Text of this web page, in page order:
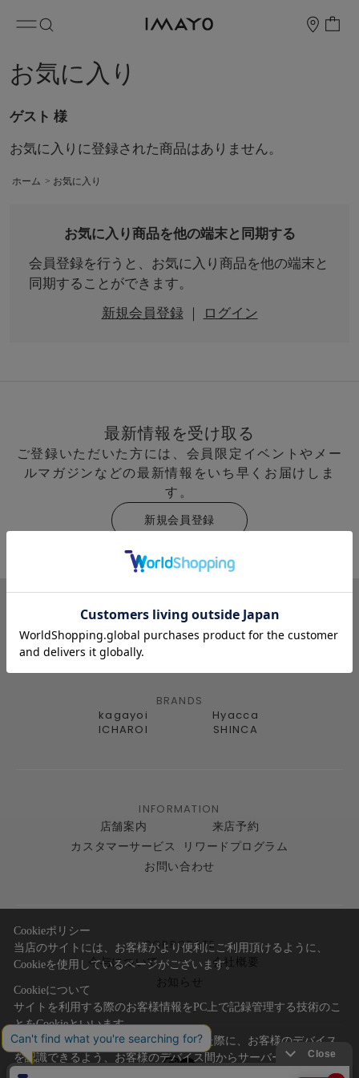
お気に入り
ゲスト 様
お気に入りに登録された商品はありません。
ホーム > お気に入り
お気に入り商品を他の端末と同期する
会員登録を行うと、お気に入り商品を他の端末と
同期することができます。
新規会員登録｜ ログイン
最新情報を受け取る
ご登録いただいた方には、会員限定イベントやメー
ルマガジンなどの最新情報をいち早くお届けしま
す。
新規会員登録
BRANDS
kagayoi
Hyacca
ICHAROI
SHINCA
INFORMATION
店舗案内
来店予約
カスタマーサービス
リワードプログラム
お問い合わせ
CORPORATE
今与について
会社概要
お知らせ
Cookieポリシー
当店のサイトには、お客様がより便利にご利用頂けるように、
Cookieを使用しているページがございます。
Cookieについて
サイトを利用する際のお客様情報をPC上で記録管理する技術のこ
とをCookieといいます。
Cookieはお客様がサイトを再訪問された際に、お客様のデバイス
を認識できるよう、お客様のデバイス間からサーバーへ送り返さ
れます。